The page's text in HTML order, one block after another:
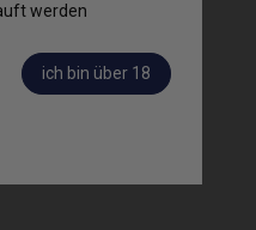
werden
ich bin über 18
in unserer E-Boutique
erfüllen:
Union